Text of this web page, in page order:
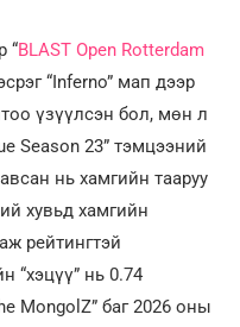
“BLAST Open Rotterdam
“Inferno” мап дээр
үзүүлсэн бол, мөн л
Season 23” тэмцээний
нь хамгийн тааруу
хувьд хамгийн
рейтингтэй
“хэцүү” нь 0.74
MongolZ” баг 2026 оны